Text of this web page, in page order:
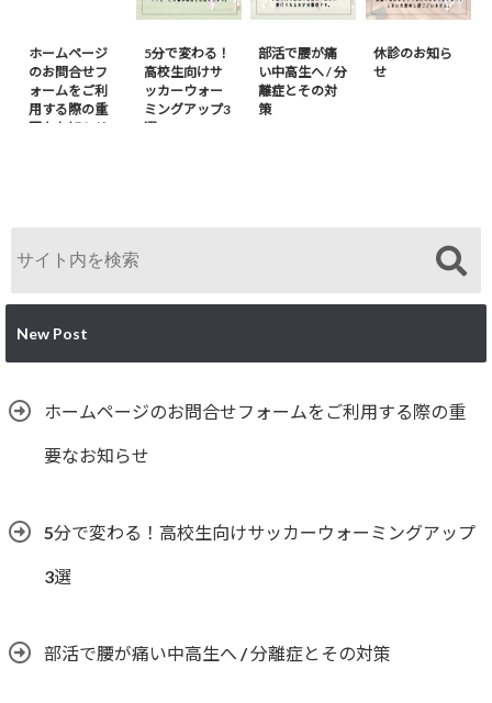
ホームページ
のお問合せフ
ォームをご利
用する際の重
要なお知らせ
5分で変わる！
高校生向けサ
ッカーウォー
ミングアップ3
選
部活で腰が痛
い中高生へ / 分
離症とその対
策
休診のお知ら
せ
New Post
ホームページのお問合せフォームをご利用する際の重
要なお知らせ
5分で変わる！高校生向けサッカーウォーミングアップ
3選
部活で腰が痛い中高生へ / 分離症とその対策